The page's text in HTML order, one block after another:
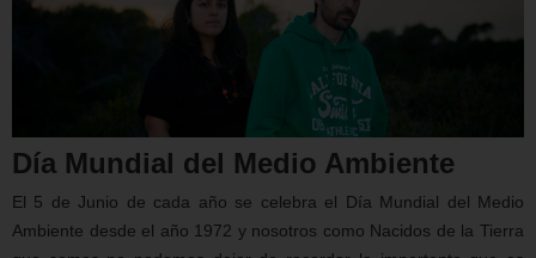
Día Mundial del Medio Ambiente
El 5 de Junio de cada año se celebra el Día Mundial del Medio
Ambiente desde el año 1972 y nosotros como Nacidos de la Tierra